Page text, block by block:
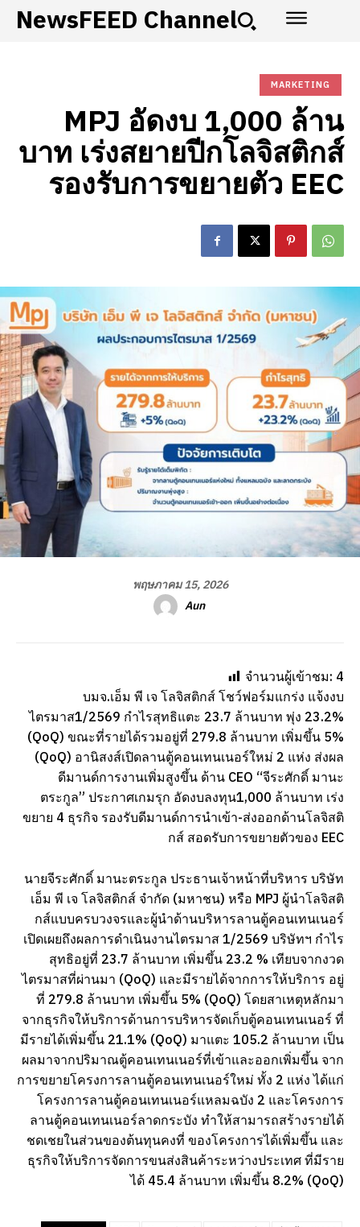
NewsFEED Channel
MARKETING
MPJ อัดงบ 1,000 ล้าน
บาท เร่งสยายปีกโลจิสติกส์
รองรับการขยายตัว EEC
พฤษภาคม 15, 2026
Aun
จำนวนผู้เข้าชม: 4
บมจ.เอ็ม พี เจ โลจิสติกส์ โชว์ฟอร์มแกร่ง แจ้งงบ
ไตรมาส1/2569 กำไรสุทธิแตะ 23.7 ล้านบาท พุ่ง 23.2%
(QoQ) ขณะที่รายได้รวมอยู่ที่ 279.8 ล้านบาท เพิ่มขึ้น 5%
(QoQ) อานิสงส์เปิดลานตู้คอนเทนเนอร์ใหม่ 2 แห่ง ส่งผล
ดีมานด์การงานเพิ่มสูงขึ้น ด้าน CEO “จีระศักดิ์ มานะ
ตระกูล” ประกาศเกมรุก อัดงบลงทุน1,000 ล้านบาท เร่ง
ขยาย 4 ธุรกิจ รองรับดีมานด์การนำเข้า-ส่งออกด้านโลจิสติ
กส์ สอดรับการขยายตัวของ EEC
นายจีระศักดิ์ มานะตระกูล ประธานเจ้าหน้าที่บริหาร บริษัท
เอ็ม พี เจ โลจิสติกส์ จำกัด (มหาชน) หรือ MPJ ผู้นำโลจิสติ
กส์แบบครบวงจรและผู้นำด้านบริหารลานตู้คอนเทนเนอร์
เปิดเผยถึงผลการดำเนินงานไตรมาส 1/2569 บริษัทฯ กำไร
สุทธิอยู่ที่ 23.7 ล้านบาท เพิ่มขึ้น 23.2 % เทียบจากงวด
ไตรมาสที่ผ่านมา (QoQ) และมีรายได้จากการให้บริการ อยู่
ที่ 279.8 ล้านบาท เพิ่มขึ้น 5% (QoQ) โดยสาเหตุหลักมา
จากธุรกิจให้บริการด้านการบริหารจัดเก็บตู้คอนเทนเนอร์ ที่
มีรายได้เพิ่มขึ้น 21.1% (QoQ) มาแตะ 105.2 ล้านบาท เป็น
ผลมาจากปริมาณตู้คอนเทนเนอร์ที่เข้าและออกเพิ่มขึ้น จาก
การขยายโครงการลานตู้คอนเทนเนอร์ใหม่ ทั้ง 2 แห่ง ได้แก่
โครงการลานตู้คอนเทนเนอร์แหลมฉบัง 2 และโครงการ
ลานตู้คอนเทนเนอร์ลาดกระบัง ทำให้สามารถสร้างรายได้
ชดเชยในส่วนของต้นทุนคงที่ ของโครงการได้เพิ่มขึ้น และ
ธุรกิจให้บริการจัดการขนส่งสินค้าระหว่างประเทศ ที่มีราย
ได้ 45.4 ล้านบาท เพิ่มขึ้น 8.2% (QoQ)